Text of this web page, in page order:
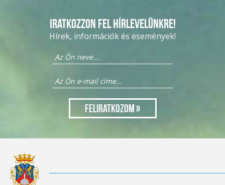
Iratkozzon fel hírlevelünkre!
Hírek, információk és események!